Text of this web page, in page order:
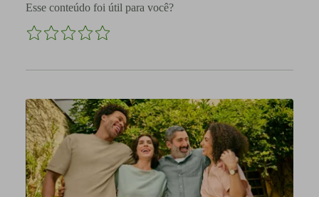
Esse conteúdo foi útil para você?